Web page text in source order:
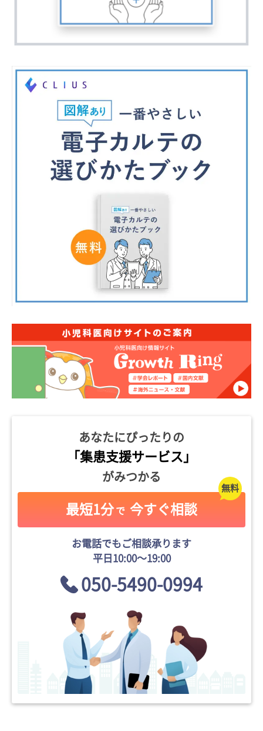
あなたにぴったりの
「集患支援サービス」
がみつかる
最短1分 で 今すぐ相談
お電話でもご相談承ります
平日10:00〜19:00
050-5490-0994